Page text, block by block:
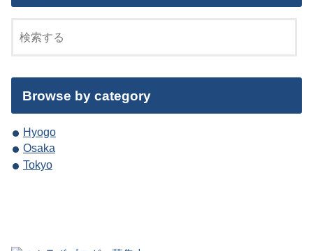
Browse by category
Hyogo
Osaka
Tokyo